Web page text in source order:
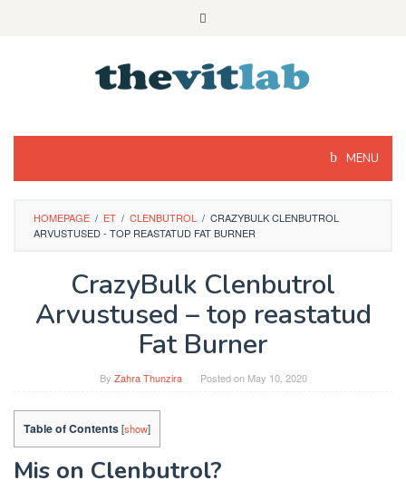
MENU
HOMEPAGE / ET / CLENBUTROL / CRAZYBULK CLENBUTROL
ARVUSTUSED - TOP REASTATUD FAT BURNER
CrazyBulk Clenbutrol
Arvustused – top reastatud
Fat Burner
By Zahra Thunzira Posted on May 10, 2020
Table of Contents[show]
Mis on Clenbutrol?